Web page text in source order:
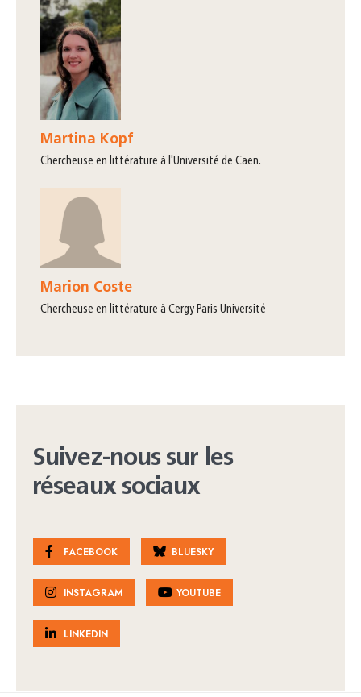
Martina Kopf
Chercheuse en littérature à l'Université de Caen.
Marion Coste
chercheuse en littérature à Cergy Paris Université
Suivez-nous sur les
réseaux sociaux
FACEBOOK BLUESKY
INSTAGRAM YOUTUBE
LINKEDIN